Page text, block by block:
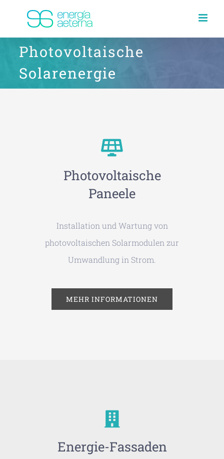
Photovoltaische
Solarenergie
Photovoltaische
Paneele
Installation und Wartung von
photovoltaischen Solarmodulen zur
Umwandlung in Strom.
MEHR INFORMATIONEN
Energie-Fassaden